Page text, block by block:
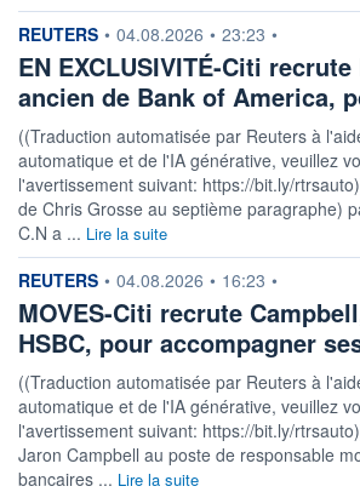
information fournie par
REUTERS • 04.08.2026 • 23:23 •
EN EXCLUSIVITÉ-Citi
ancien de Bank of America,
((Traduction automatisée par Reuters à
automatique et de l'IA générative, veuillez
l'avertissement suivant: https://bit.ly/
de Chris Grosse au septième paragraphe)
C.N a ... Lire la suite
information fournie par
REUTERS • 04.08.2026 • 16:23 •
MOVES-Citi recrute
HSBC, pour accompagner
((Traduction automatisée par Reuters à
automatique et de l'IA générative, veuillez
l'avertissement suivant: https://bit.ly/
Jaron Campbell au poste de responsable
bancaires ... Lire la suite